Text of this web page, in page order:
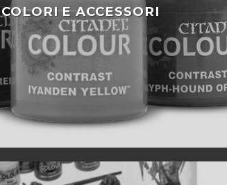
COLORI E ACCESSORI